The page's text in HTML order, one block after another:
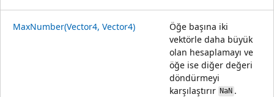
MaxNumber(Vector4, Vector4)
Öğe başına iki
vektörle daha büyük
olan hesaplamayı ve
öğe ise diğer değeri
döndürmeyi
karşılaştırır NaN .